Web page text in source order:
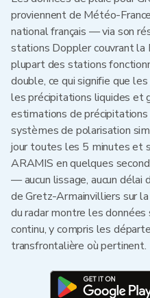
proviennent de Météo-
national français — via son
stations Doppler couvrant la
plupart des stations
double, ce qui signifie que
les précipitations liquides et
estimations de
systèmes de polarisation
jour toutes les 5 minutes et
ARAMIS en quelques
— aucun lissage, aucun délai
de Gretz-Armainvilliers sur
du radar montre les données
continu, y compris les
transfrontalière où pertinent.